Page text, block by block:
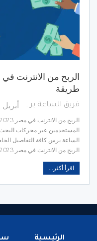
طريقة
فريق الساعة برس أبريل 12, 2023
المستخدمين عبر محركات
الربح من الانترنت في مصر 2023 وبخصوص الربح…
اقرأ أكثر...
الرئيسية